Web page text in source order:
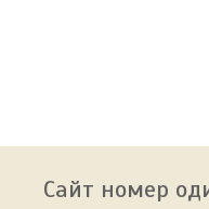
Сайт номер